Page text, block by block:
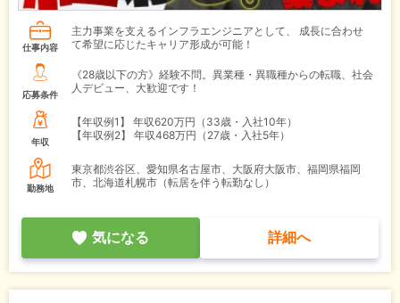
仕事内容
主力事業を支えるインフラエンジニアとして、 成長に合わせ
て希望に応じたキャリア形成が可能！
応募条件
《28歳以下の方》経験不問。異業種・異職種からの転職、社会
人デビュー、大歓迎です！
年収
【年収例1】
年収620万円（33歳・入社10年）
【年収例2】
年収468万円（27歳・入社5年）
勤務地
東京都渋谷区、愛知県名古屋市、大阪府大阪市、福岡県福岡
市、北海道札幌市（転居を伴う転勤なし）
気になる 詳細へ